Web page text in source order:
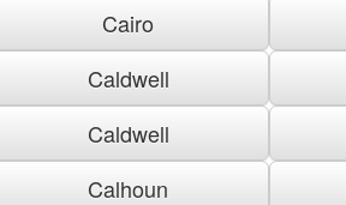
Cairo
Caldwell
Caldwell
Calhoun